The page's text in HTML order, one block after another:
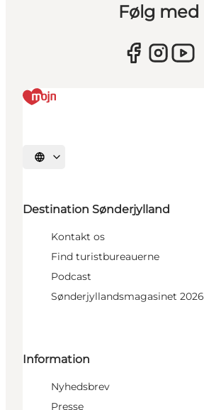
Følg med
Vælg sprog
Destination Sønderjylland
Kontakt os
Find turistbureauerne
Podcast
Sønderjyllandsmagasinet 2026
Information
Nyhedsbrev
Presse